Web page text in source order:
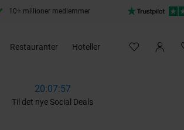
10+ millioner medlemmer
Restauranter Hoteller
20:07:56
Til det nye Social Deals